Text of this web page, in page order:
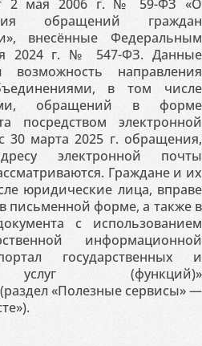
2 мая 2006 г. № 59-ФЗ «О
обращений граждан
внесённые Федеральным
2024 г. № 547-ФЗ. Данные
возможность направления
в том числе
обращений в форме
посредством электронной
30 марта 2025 г. обращения,
электронной почты
Граждане и их
юридические лица, вправе
письменной форме, а также в
с использованием
информационной
государственных и
услуг (функций)»
(раздел «Полезные сервисы» —